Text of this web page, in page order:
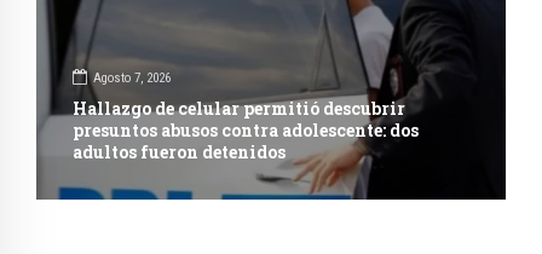
Agosto 7, 2026
Hallazgo de celular permitió descubrir
presuntos abusos contra adolescente: dos
adultos fueron detenidos